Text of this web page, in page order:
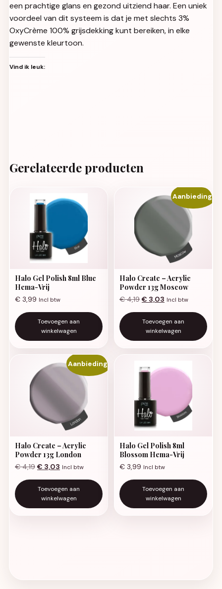
een prachtige glans en gezond uitziend haar. Een uniek
voordeel van dit systeem is dat je met slechts 3%
OxyCrème 100% grijsdekking kunt bereiken, in elke
gewenste kleurtoon.
Vind ik leuk:
Gerelateerde producten
Halo Gel Polish 8ml Blue
Hema-Vrij
€ 3,99 Incl btw
Toevoegen aan
winkelwagen
Aanbieding!
Halo Create – Acrylic
Powder 13g Moscow
€4,19 Oorspronkelijke prijs
€ 3,03 Huidige prijs is: €
Incl btw
Toevoegen aan
winkelwagen
Aanbieding!
Halo Create – Acrylic
Powder 13g London
€4,19 Oorspronkelijke prijs was: € 4,19.
€ 3,03 Huidige prijs is: € 3,03.
Incl btw
Toevoegen aan
winkelwagen
Halo Gel Polish 8ml
Blossom Hema-Vrij
€ 3,99 Incl btw
Toevoegen aan
winkelwagen